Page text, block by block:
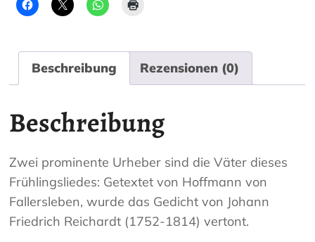
Beschreibung Rezensionen (0)
Beschreibung
Zwei prominente Urheber sind die Väter dieses
Frühlingsliedes: Getextet von Hoffmann von
Fallersleben, wurde das Gedicht von Johann
Friedrich Reichardt (1752-1814) vertont.